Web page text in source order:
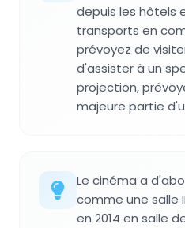
depuis les hôtels
transports en
prévoyez de
d'assister à un
projection,
majeure partie
Le cinéma a
comme une salle
en 2014 en salle